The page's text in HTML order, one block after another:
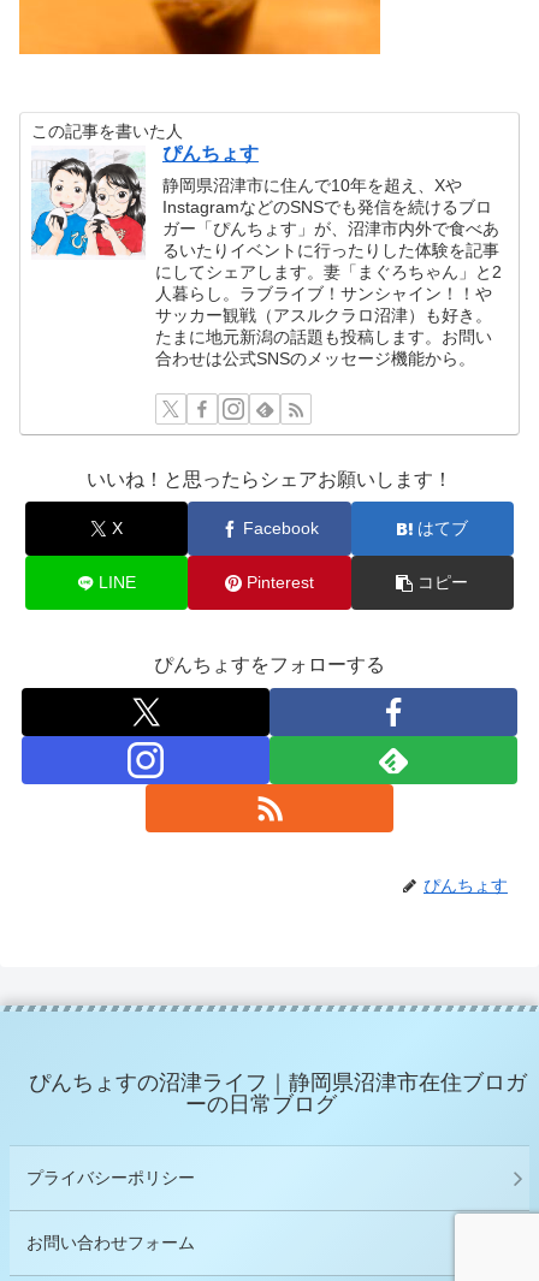
この記事を書いた人
ぴんちょす
静岡県沼津市に住んで10年を超え、Xや
InstagramなどのSNSでも発信を続けるブロ
ガー「ぴんちょす」が、沼津市内外で食べあ
るいたりイベントに行ったりした体験を記事
にしてシェアします。妻「まぐろちゃん」と2
人暮らし。ラブライブ！サンシャイン！！や
サッカー観戦（アスルクラロ沼津）も好き。
たまに地元新潟の話題も投稿します。お問い
合わせは公式SNSのメッセージ機能から。
いいね！と思ったらシェアお願いします！
X Facebook はてブ
LINE Pinterest コピー
ぴんちょすをフォローする
ぴんちょす
ぴんちょすの沼津ライフ｜静岡県沼津市在住ブロガ
ーの日常ブログ
プライバシーポリシー
お問い合わせフォーム